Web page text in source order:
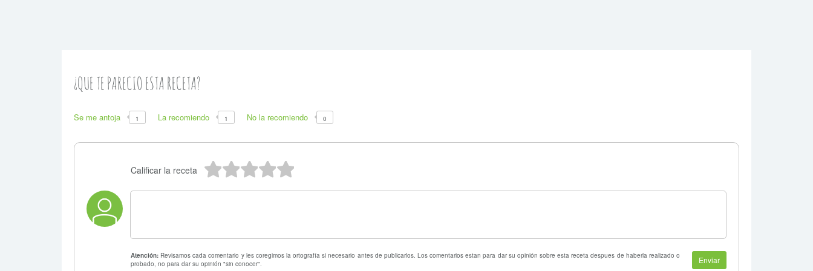
¿QUE TE PARECIO ESTA RECETA?
Se me antoja 1 La recomiendo 1 No la recomiendo 0
Calificar la receta 2 estrellas
3 estrellas
4 estrellas
5 estrellas
Atención: Revisamos cada comentario y les coregimos la ortografía si necesario antes de publicarlos. Los comentarios estan para dar su opinión sobre esta receta despues de haberla realizado o
probado, no para dar su opinión "sin conocer".